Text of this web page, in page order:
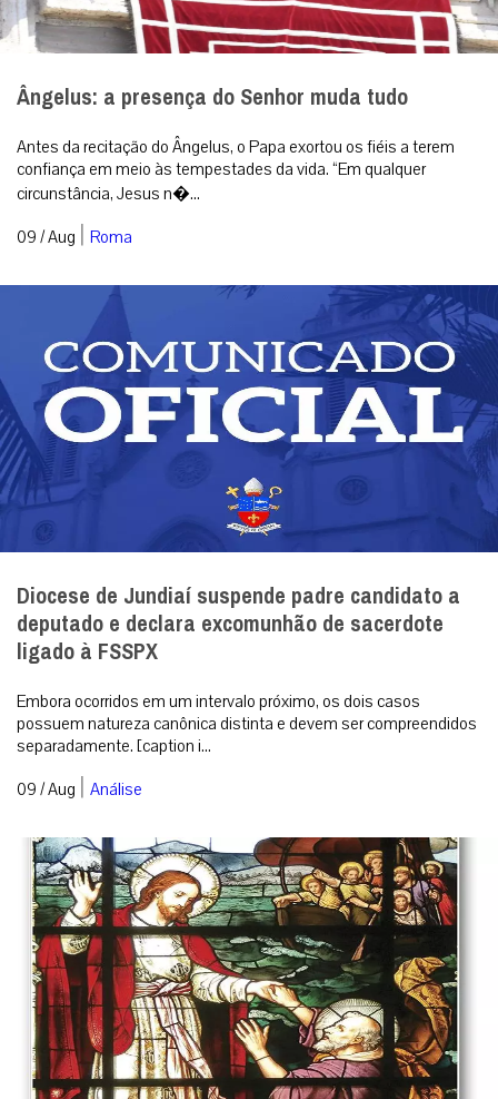
Ângelus: a presença do Senhor muda tudo
Antes da recitação do Ângelus, o Papa exortou os fiéis a terem
confiança em meio às tempestades da vida. “Em qualquer
circunstância, Jesus n�...
09 / Aug | Roma
Diocese de Jundiaí suspende padre candidato a
deputado e declara excomunhão de sacerdote
ligado à FSSPX
Embora ocorridos em um intervalo próximo, os dois casos
possuem natureza canônica distinta e devem ser compreendidos
separadamente. [caption i...
09 / Aug | Análise